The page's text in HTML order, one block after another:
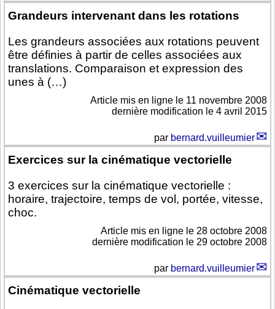
Grandeurs intervenant dans les rotations
Les grandeurs associées aux rotations peuvent
être définies à partir de celles associées aux
translations. Comparaison et expression des
unes à (…)
Article mis en ligne le 11 novembre 2008
dernière modification le 4 avril 2015
par bernard.vuilleumier
Exercices sur la cinématique vectorielle
3 exercices sur la cinématique vectorielle :
horaire, trajectoire, temps de vol, portée, vitesse,
choc.
Article mis en ligne le 28 octobre 2008
dernière modification le 29 octobre 2008
par bernard.vuilleumier
Cinématique vectorielle